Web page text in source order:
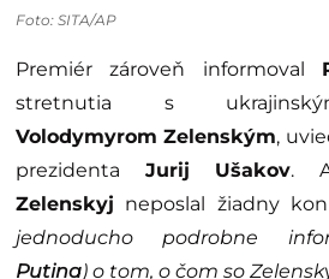
Foto: SITA/AP
Premiér zároveň informoval
stretnutia s
Volodymyrom Zelenským,
prezidenta Jurij Ušakov.
Zelenskyj neposlal žiadny
jednoducho podrobne
Putina) o tom, o čom so